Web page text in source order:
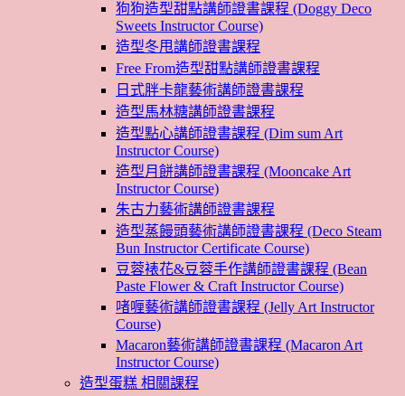
狗狗造型甜點講師證書課程 (Doggy Deco
Sweets Instructor Course)
造型冬甩講師證書課程
Free From造型甜點講師證書課程
日式胖卡龍藝術講師證書課程
造型馬林糖講師證書課程
造型點心講師證書課程 (Dim sum Art
Instructor Course)
造型月餅講師證書課程 (Mooncake Art
Instructor Course)
朱古力藝術講師證書課程
造型蒸饅頭藝術講師證書課程 (Deco Steam
Bun Instructor Certificate Course)
豆蓉裱花&豆蓉手作講師證書課程 (Bean
Paste Flower & Craft Instructor Course)
啫喱藝術講師證書課程 (Jelly Art Instructor
Course)
Macaron藝術講師證書課程 (Macaron Art
Instructor Course)
造型蛋糕 相關課程